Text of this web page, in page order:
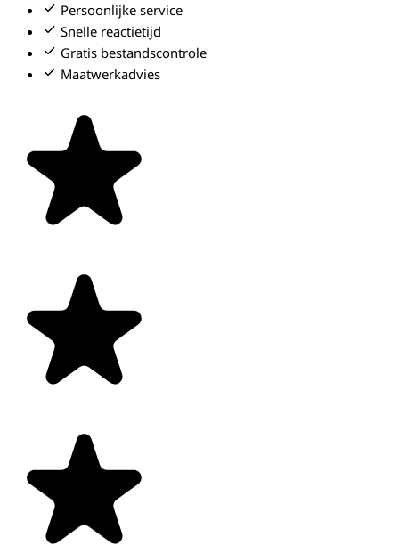
Persoonlijke service
Snelle reactietijd
Gratis bestandscontrole
Maatwerkadvies